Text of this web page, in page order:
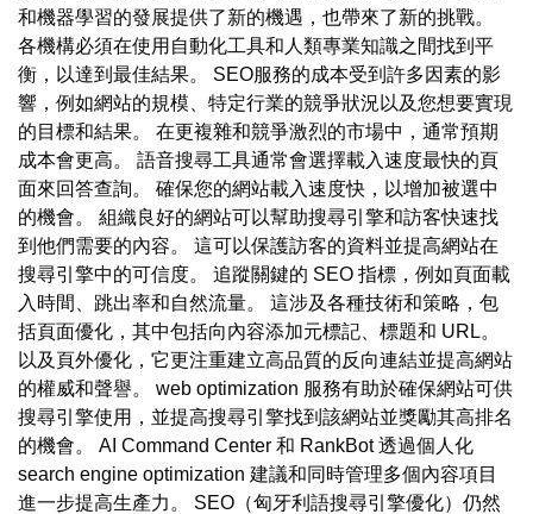
和機器學習的發展提供了新的機遇，也帶來了新的挑戰。
各機構必須在使用自動化工具和人類專業知識之間找到平
衡，以達到最佳結果。 SEO服務的成本受到許多因素的影
響，例如網站的規模、特定行業的競爭狀況以及您想要實現
的目標和結果。 在更複雜和競爭激烈的市場中，通常預期
成本會更高。 語音搜尋工具通常會選擇載入速度最快的頁
面來回答查詢。 確保您的網站載入速度快，以增加被選中
的機會。 組織良好的網站可以幫助搜尋引擎和訪客快速找
到他們需要的內容。 這可以保護訪客的資料並提高網站在
搜尋引擎中的可信度。 追蹤關鍵的 SEO 指標，例如頁面載
入時間、跳出率和自然流量。 這涉及各種技術和策略，包
括頁面優化，其中包括向內容添加元標記、標題和 URL。
以及頁外優化，它更注重建立高品質的反向連結並提高網站
的權威和聲譽。 web optimization 服務有助於確保網站可供
搜尋引擎使用，並提高搜尋引擎找到該網站並獎勵其高排名
的機會。 AI Command Center 和 RankBot 透過個人化
search engine optimization 建議和同時管理多個內容項目
進一步提高生產力。 SEO（匈牙利語搜尋引擎優化）仍然